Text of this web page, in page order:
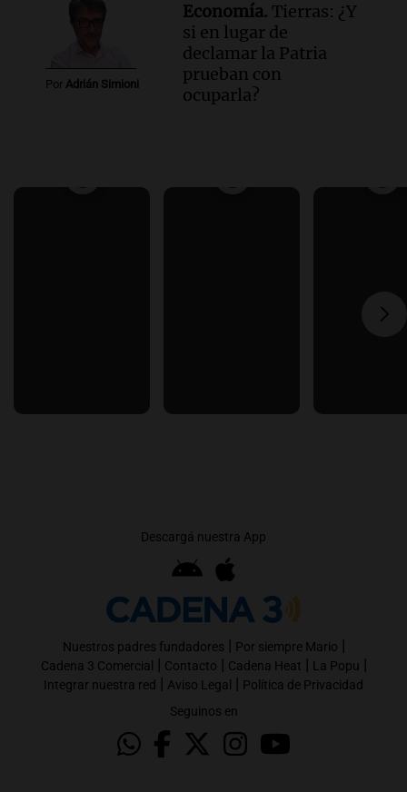
Por Adrián Simioni
Economía. Tierras: ¿Y
si en lugar de
declamar la Patria
prueban con
ocuparla?
Descargá nuestra App
Nuestros padres fundadores | Por siempre Mario |
Cadena 3 Comercial | Contacto | Cadena Heat | La Popu |
Integrar nuestra red | Aviso Legal | Política de Privacidad
Seguinos en